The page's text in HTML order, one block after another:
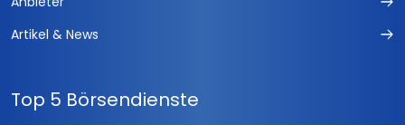
Artikel & News
Top 5 Börsendienste